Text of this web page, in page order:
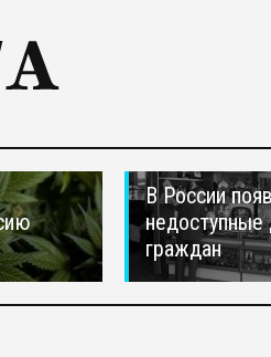
В России
граждан